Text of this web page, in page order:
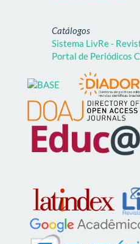
Catálogos
Sistema LivRe -
Portal de Periódicos